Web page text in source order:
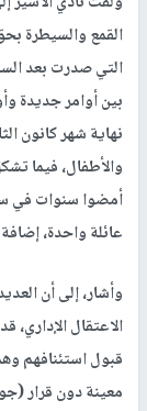
القمع والسيطرة
بين أوامر جديدة
والأطفال، فيما
أمضوا سنوات في
عائلة واحدة،
وأشار، إلى أن
الاعتقال
قبول استئنافهم
معينة دون قرار